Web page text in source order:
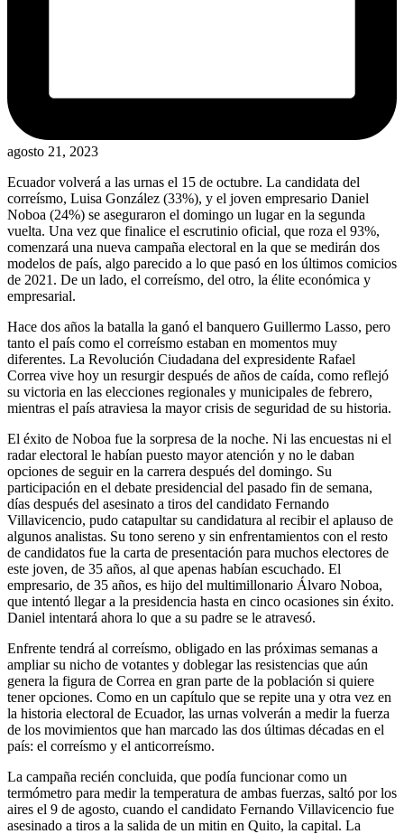
agosto 21, 2023
Ecuador volverá a las urnas el 15 de octubre. La candidata del
correísmo, Luisa González (33%), y el joven empresario Daniel
Noboa (24%) se aseguraron el domingo un lugar en la segunda
vuelta. Una vez que finalice el escrutinio oficial, que roza el 93%,
comenzará una nueva campaña electoral en la que se medirán dos
modelos de país, algo parecido a lo que pasó en los últimos comicios
de 2021. De un lado, el correísmo, del otro, la élite económica y
empresarial.
Hace dos años la batalla la ganó el banquero Guillermo Lasso, pero
tanto el país como el correísmo estaban en momentos muy
diferentes. La Revolución Ciudadana del expresidente Rafael
Correa vive hoy un resurgir después de años de caída, como reflejó
su victoria en las elecciones regionales y municipales de febrero,
mientras el país atraviesa la mayor crisis de seguridad de su historia.
El éxito de Noboa fue la sorpresa de la noche. Ni las encuestas ni el
radar electoral le habían puesto mayor atención y no le daban
opciones de seguir en la carrera después del domingo. Su
participación en el debate presidencial del pasado fin de semana,
días después del asesinato a tiros del candidato Fernando
Villavicencio, pudo catapultar su candidatura al recibir el aplauso de
algunos analistas. Su tono sereno y sin enfrentamientos con el resto
de candidatos fue la carta de presentación para muchos electores de
este joven, de 35 años, al que apenas habían escuchado. El
empresario, de 35 años, es hijo del multimillonario Álvaro Noboa,
que intentó llegar a la presidencia hasta en cinco ocasiones sin éxito.
Daniel intentará ahora lo que a su padre se le atravesó.
Enfrente tendrá al correísmo, obligado en las próximas semanas a
ampliar su nicho de votantes y doblegar las resistencias que aún
genera la figura de Correa en gran parte de la población si quiere
tener opciones. Como en un capítulo que se repite una y otra vez en
la historia electoral de Ecuador, las urnas volverán a medir la fuerza
de los movimientos que han marcado las dos últimas décadas en el
país: el correísmo y el anticorreísmo.
La campaña recién concluida, que podía funcionar como un
termómetro para medir la temperatura de ambas fuerzas, saltó por los
aires el 9 de agosto, cuando el candidato Fernando Villavicencio fue
asesinado a tiros a la salida de un mitin en Quito, la capital. La